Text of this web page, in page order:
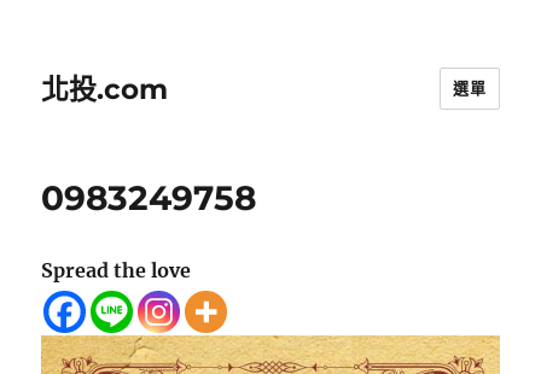
北投.com 選單
0983249758
Spread the love